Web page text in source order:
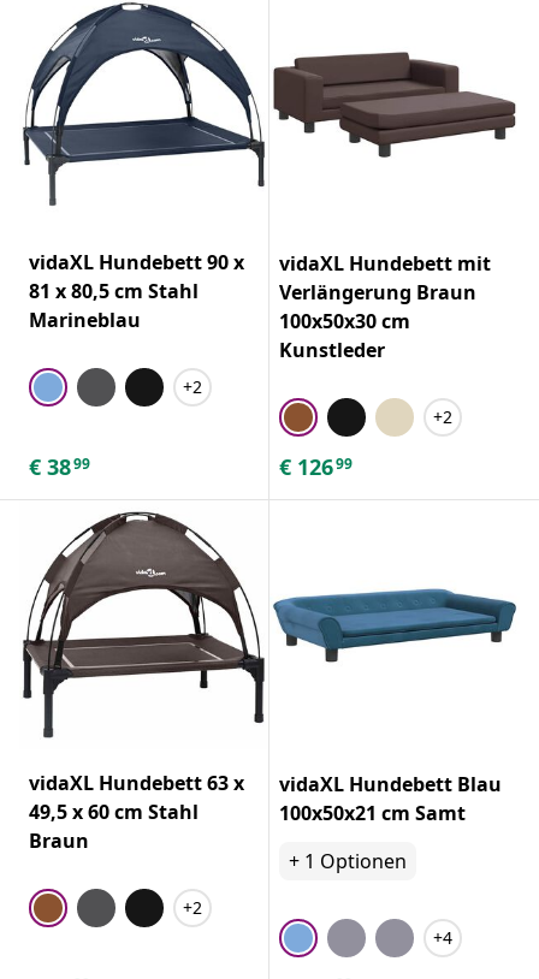
vidaXL Hundebett 90 x
81 x 80,5 cm Stahl
Marineblau
+2
€ 3899
vidaXL Hundebett mit
Verlängerung Braun
100x50x30 cm
Kunstleder
+2
€ 12699
vidaXL Hundebett 63 x
49,5 x 60 cm Stahl
Braun
+2
vidaXL Hundebett Blau
100x50x21 cm Samt
+ 1 Optionen
+4